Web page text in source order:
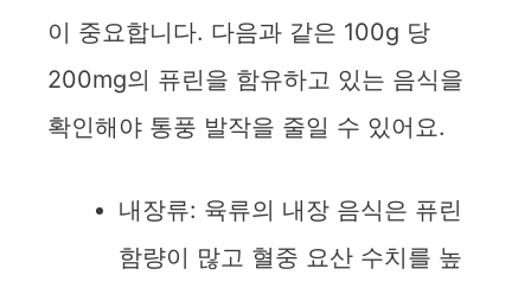
이 중요합니다. 다음과 같은 100g 당
200mg의 퓨린을 함유하고 있는 음식을
확인해야 통풍 발작을 줄일 수 있어요.
내장류: 육류의 내장 음식은 퓨린
함량이 많고 혈중 요산 수치를 높